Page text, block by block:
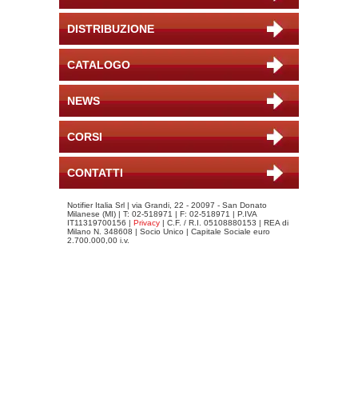
DISTRIBUZIONE
CATALOGO
NEWS
CORSI
CONTATTI
Notifier Italia Srl | via Grandi, 22 - 20097 - San Donato
Milanese (MI) | T: 02-518971 | F: 02-518971 | P.IVA
IT11319700156 | Privacy | C.F. / R.I. 05108880153 | REA di
Milano N. 348608 | Socio Unico | Capitale Sociale euro
2.700.000,00 i.v.